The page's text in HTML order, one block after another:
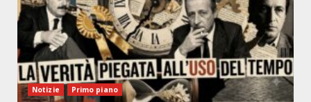
Notizie Primo piano